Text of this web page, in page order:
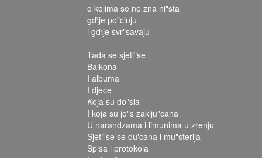
o kojima se ne zna ni"sta
gd\je po"cinju
i gd\je svr"savaju
Tada se sjeti"se
Balkona
I albuma
I djece
Koja su do"sla
I koja su jo"s zaklju"cana
U narandzama i limunima u zrenju
Sjeti"se se du'cana i mu"sterija
Spisa i protokola